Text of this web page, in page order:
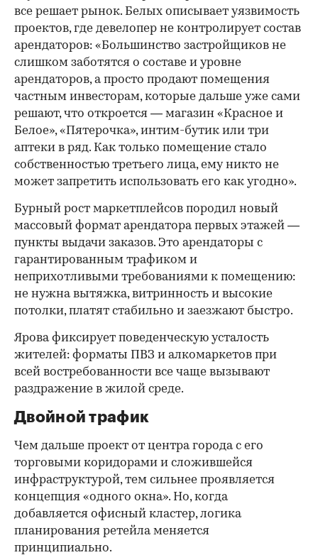
все решает рынок. Белых описывает уязвимость
проектов, где девелопер не контролирует состав
арендаторов: «Большинство застройщиков не
слишком заботятся о составе и уровне
арендаторов, а просто продают помещения
частным инвесторам, которые дальше уже сами
решают, что откроется — магазин «Красное и
Белое», «Пятерочка», интим-бутик или три
аптеки в ряд. Как только помещение стало
собственностью третьего лица, ему никто не
может запретить использовать его как угодно».
Бурный рост маркетплейсов породил новый
массовый формат арендатора первых этажей —
пункты выдачи заказов. Это арендаторы с
гарантированным трафиком и
неприхотливыми требованиями к помещению:
не нужна вытяжка, витринность и высокие
потолки, платят стабильно и заезжают быстро.
Ярова фиксирует поведенческую усталость
жителей: форматы ПВЗ и алкомаркетов при
всей востребованности все чаще вызывают
раздражение в жилой среде.
Двойной трафик
Чем дальше проект от центра города с его
торговыми коридорами и сложившейся
инфраструктурой, тем сильнее проявляется
концепция «одного окна». Но, когда
добавляется офисный кластер, логика
планирования ретейла меняется
принципиально.